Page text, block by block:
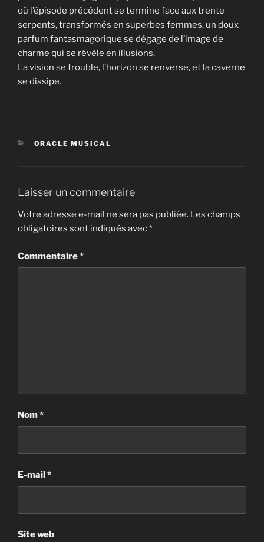
où l’épisode précédent se termine face aux trente
serpents, transformés en superbes femmes, un doux
parfum fantasmagorique se dégage de l’image de
charme qui se révèle en illusions.
La vision se trouble, l’horizon se renverse, et la caverne
se dissipe.
CATÉGORIES
ORACLE MUSICAL
Laisser un commentaire
Votre adresse e-mail ne sera pas publiée. Les champs
obligatoires sont indiqués avec*
Commentaire*
Nom*
E-mail*
Site web